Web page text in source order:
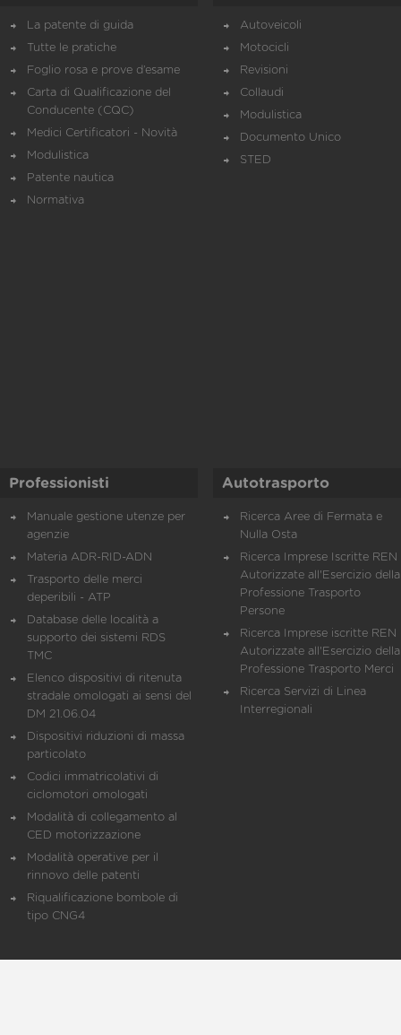
La patente di guida
Tutte le pratiche
Foglio rosa e prove d’esame
Carta di Qualificazione del
Conducente (CQC)
Medici Certificatori - Novità
Modulistica
Patente nautica
Normativa
Autoveicoli
Motocicli
Revisioni
Collaudi
Modulistica
Documento Unico
STED
Professionisti
Manuale gestione utenze per
agenzie
Materia ADR-RID-ADN
Trasporto delle merci
deperibili - ATP
Database delle località a
supporto dei sistemi RDS
TMC
Elenco dispositivi di ritenuta
stradale omologati ai sensi del
DM 21.06.04
Dispositivi riduzioni di massa
particolato
Codici immatricolativi di
ciclomotori omologati
Modalità di collegamento al
CED motorizzazione
Modalità operative per il
rinnovo delle patenti
Riqualificazione bombole di
tipo CNG4
Autotrasporto
Ricerca Aree di Fermata e
Nulla Osta
Ricerca Imprese Iscritte REN
Autorizzate all'Esercizio della
Professione Trasporto
Persone
Ricerca Imprese iscritte REN
Autorizzate all'Esercizio della
Professione Trasporto Merci
Ricerca Servizi di Linea
Interregionali